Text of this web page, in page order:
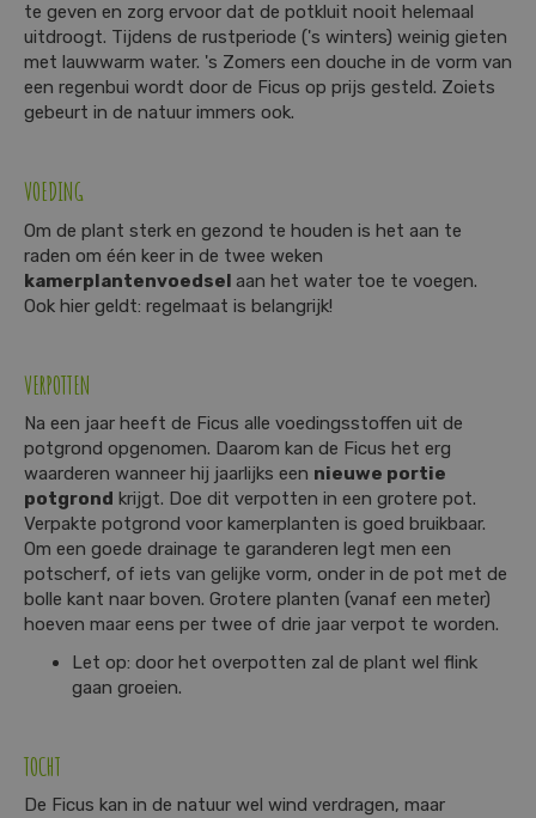
te geven en zorg ervoor dat de potkluit nooit helemaal
uitdroogt. Tijdens de rustperiode ('s winters) weinig gieten
met lauwwarm water. 's Zomers een douche in de vorm van
een regenbui wordt door de Ficus op prijs gesteld. Zoiets
gebeurt in de natuur immers ook.
VOEDING
Om de plant sterk en gezond te houden is het aan te
raden om één keer in de twee weken
kamerplantenvoedsel aan het water toe te voegen.
Ook hier geldt: regelmaat is belangrijk!
VERPOTTEN
Na een jaar heeft de Ficus alle voedingsstoffen uit de
potgrond opgenomen. Daarom kan de Ficus het erg
waarderen wanneer hij jaarlijks een nieuwe portie
potgrond krijgt. Doe dit verpotten in een grotere pot.
Verpakte potgrond voor kamerplanten is goed bruikbaar.
Om een goede drainage te garanderen legt men een
potscherf, of iets van gelijke vorm, onder in de pot met de
bolle kant naar boven. Grotere planten (vanaf een meter)
hoeven maar eens per twee of drie jaar verpot te worden.
Let op: door het overpotten zal de plant wel flink
gaan groeien.
TOCHT
De Ficus kan in de natuur wel wind verdragen, maar